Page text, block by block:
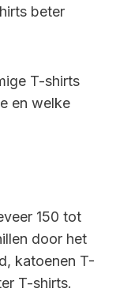
beter
T-shirts
en welke
150 tot
door het
katoenen T-
T-shirts.